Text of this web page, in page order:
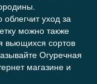
уход за
можно также
вьющихся сортов
Огуречная
магазине и